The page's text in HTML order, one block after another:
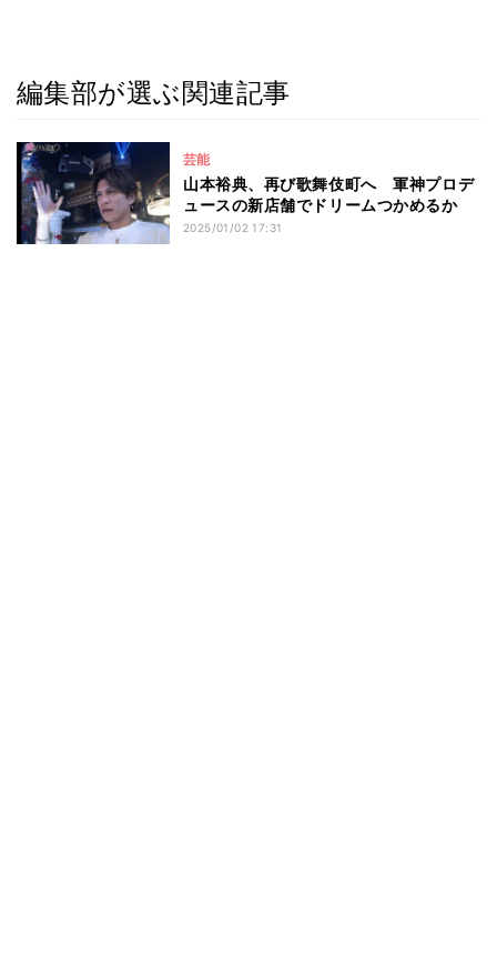
編集部が選ぶ関連記事
芸能
山本裕典、再び歌舞伎町へ 軍神プロデ
ュースの新店舗でドリームつかめるか
2025/01/02 17:31